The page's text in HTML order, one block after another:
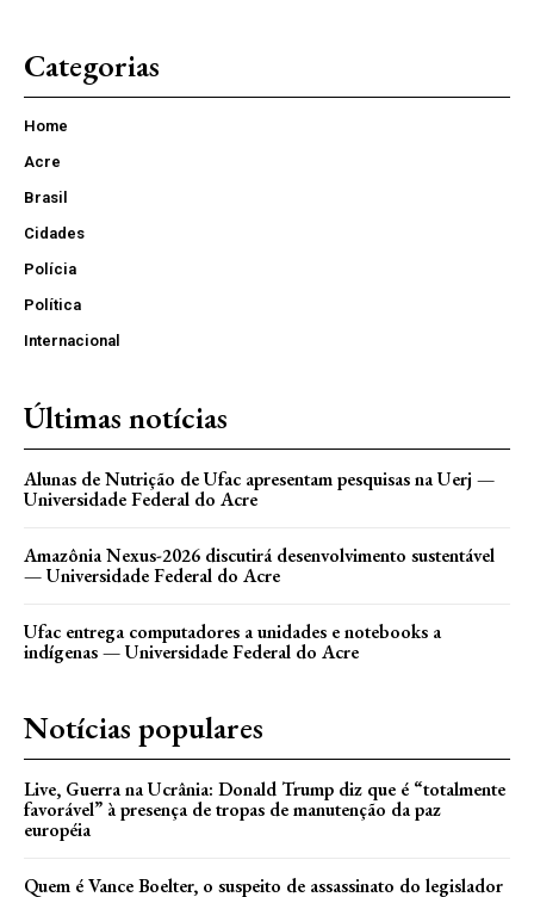
Categorias
Home
Acre
Brasil
Cidades
Polícia
Política
Internacional
Últimas notícias
Alunas de Nutrição de Ufac apresentam pesquisas na Uerj —
Universidade Federal do Acre
Amazônia Nexus-2026 discutirá desenvolvimento sustentável
— Universidade Federal do Acre
Ufac entrega computadores a unidades e notebooks a
indígenas — Universidade Federal do Acre
Notícias populares
Live, Guerra na Ucrânia: Donald Trump diz que é “totalmente
favorável” à presença de tropas de manutenção da paz
européia
Quem é Vance Boelter, o suspeito de assassinato do legislador